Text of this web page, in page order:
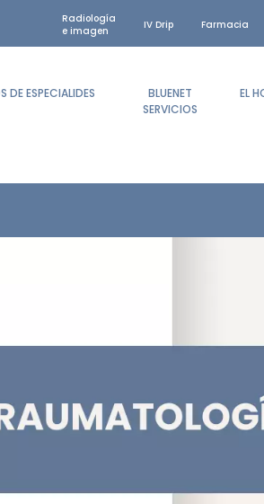
Radiología
e imagen
IV Drip Farmacia
DE ESPECIALIDES
BLUENET
SERVICIOS
EL